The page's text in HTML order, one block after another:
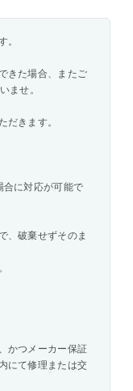
。
きた場合、またご
ませ。
だきます。
合に対応が可能で
、破棄せずそのま
かつメーカー保証
にて修理または交